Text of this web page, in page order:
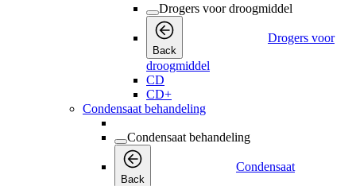
Drogers voor droogmiddel
Back
Drogers voor
droogmiddel
CD
CD+
Condensaat behandeling
Condensaat behandeling
Back
Condensaat